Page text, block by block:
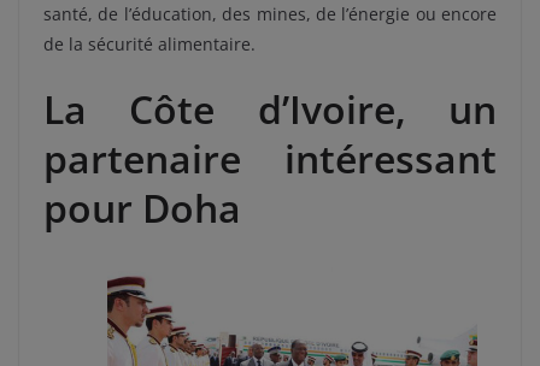
santé, de l’éducation, des mines, de l’énergie ou encore
de la sécurité alimentaire.
La Côte d’Ivoire, un
partenaire intéressant
pour Doha